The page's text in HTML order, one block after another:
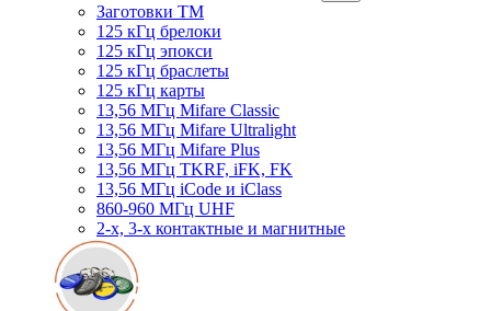
Заготовки ТМ
125 кГц брелоки
125 кГц эпокси
125 кГц браслеты
125 кГц карты
13,56 МГц Mifare Classic
13,56 МГц Mifare Ultralight
13,56 МГц Mifare Plus
13,56 МГц TKRF, iFK, FK
13,56 МГц iCode и iClass
860-960 МГц UHF
2-х, 3-х контактные и магнитные